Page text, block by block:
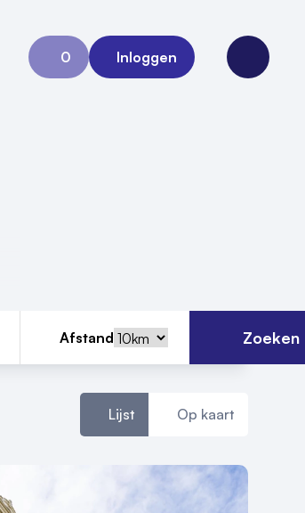
0
Aanvraag 0
Inloggen
Open
Afstand Zoeken
Lijst Op kaart